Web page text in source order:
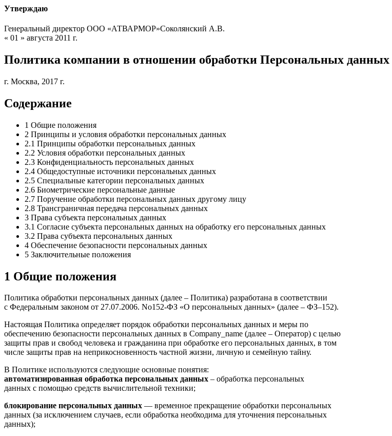
Утверждаю
Генеральный директор ООО «АТВАРМОР»Соколянский А.В.
« 01 » августа 2011 г.
Политика компании в отношении обработки Персональных данных
г. Москва, 2017 г.
Содержание
1 Общие положения
2 Принципы и условия обработки персональных данных
2.1 Принципы обработки персональных данных
2.2 Условия обработки персональных данных
2.3 Конфиденциальность персональных данных
2.4 Общедоступные источники персональных данных
2.5 Специальные категории персональных данных
2.6 Биометрические персональные данные
2.7 Поручение обработки персональных данных другому лицу
2.8 Трансграничная передача персональных данных
3 Права субъекта персональных данных
3.1 Согласие субъекта персональных данных на обработку его персональных данных
3.2 Права субъекта персональных данных
4 Обеспечение безопасности персональных данных
5 Заключительные положения
1 Общие положения
Политика обработки персональных данных (далее – Политика) разработана в соответствии
с Федеральным законом от 27.07.2006. No152-ФЗ «О персональных данных» (далее – ФЗ–152).
Настоящая Политика определяет порядок обработки персональных данных и меры по
обеспечению безопасности персональных данных в Company_name (далее – Оператор) с целью
защиты прав и свобод человека и гражданина при обработке его персональных данных, в том
числе защиты прав на неприкосновенность частной жизни, личную и семейную тайну.
В Политике используются следующие основные понятия:
автоматизированная обработка персональных данных – обработка персональных
данных с помощью средств вычислительной техники;
блокирование персональных данных — временное прекращение обработки персональных
данных (за исключением случаев, если обработка необходима для уточнения персональных
данных);